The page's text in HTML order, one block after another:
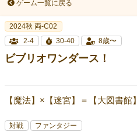
ゲーム一覧に戻る
2024秋 両-C02
2-4
30-40 8歳〜
ビブリオワンダース！
【魔法】×【迷宮】＝【大図書館】
対戦 ファンタジー